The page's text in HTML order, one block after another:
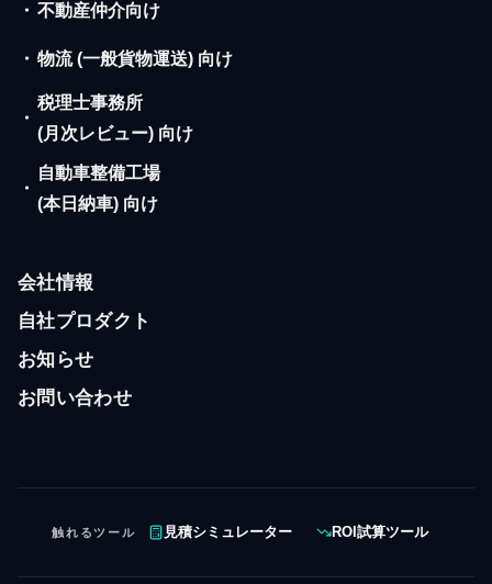
・ 不動産仲介向け
・ 物流 (一般貨物運送) 向け
・
税理士事務所
(月次レビュー) 向け
・
自動車整備工場
(本日納車) 向け
会社情報
自社プロダクト
お知らせ
お問い合わせ
触れるツール 見積シミュレーター ROI試算ツール